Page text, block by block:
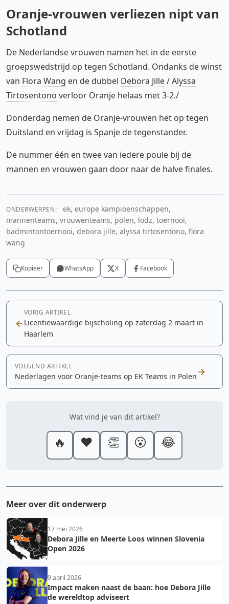
Oranje-vrouwen verliezen nipt van
Schotland
De Nederlandse vrouwen namen het in de eerste
groepswedstrijd op tegen Schotland. Ondanks de winst
van Flora Wang en de dubbel Debora Jille/Alyssa
Tirtosentono verloor Oranje helaas met 3-2./
Donderdag nemen de Oranje-vrouwen het op tegen
Duitsland en vrijdag is Spanje de tegenstander.
De nummer één en twee van iedere poule bij de
mannen en vrouwen gaan door naar de halve finales.
ONDERWERPEN:
ek, europe kampioenschappen,
mannenteams, vrouwenteams, polen, lodz, toernooi,
badmintontoernooi, debora jille, alyssa tirtosentono, flora
wang
Kopieer WhatsApp X Facebook
VORIG ARTIKEL
Licentiewaardige bijscholing op zaterdag 2 maart in
Haarlem
VOLGEND ARTIKEL
Nederlagen voor Oranje-teams op EK Teams in Polen
Wat vind je van dit artikel?
🔥 ❤️ 👏 😮 😂
Meer over dit onderwerp
17 mei 2026
Debora Jille en Meerte Loos winnen Slovenia
Open 2026
9 april 2026
Impact maken naast de baan: hoe Debora Jille
de wereldtop adviseert